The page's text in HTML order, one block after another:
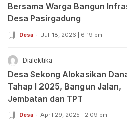
Bersama Warga Bangun
Desa Pasirgadung
Desa Juli 18, 2026 | 6:19 pm
Dialektika
Desa Sekong Alokasikan
Tahap I 2025, Bangun Jalan,
Jembatan dan TPT
Desa April 29, 2025 | 2:09 pm